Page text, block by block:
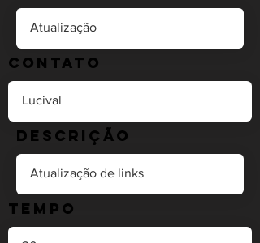
Contato
Descrição
Tempo